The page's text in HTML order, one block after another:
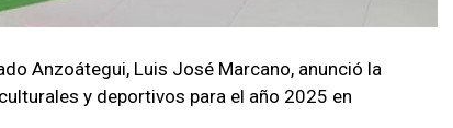
Anzoátegui, Luis José Marcano, anunció la
y deportivos para el año 2025 en